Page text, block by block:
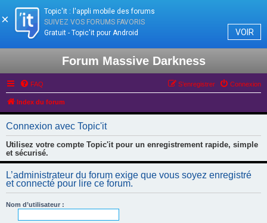
Forum Massive Darkness
FAQ Connexion
S’enregistrer
Index du forum
Connexion avec Topic'it
Utilisez votre compte Topic'it pour un enregistrement rapide, simple
et sécurisé.
L’administrateur du forum exige que vous soyez enregistré
et connecté pour lire ce forum.
Nom d’utilisateur :
×
Topic'it : l'appli mobile des forums
SUIVEZ VOS FORUMS FAVORIS
Gratuit - Topic'it pour Android
VOIR